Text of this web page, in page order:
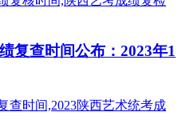
复查时间公布：2023年1